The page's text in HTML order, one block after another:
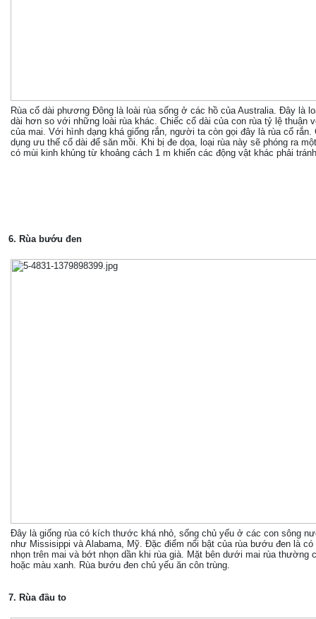
Rùa cổ dài phương Đông là loài rùa sống ở các hồ của Australia. Đây là
dài hơn so với những loài rùa khác. Chiếc cổ dài của con rùa tỷ lệ thuận
của mai. Với hình dạng khá giống rắn, người ta còn gọi đây là rùa cổ rắn.
dụng ưu thế cổ dài để săn mồi. Khi bị đe dọa, loại rùa này sẽ phóng ra
có mùi kinh khủng từ khoảng cách 1 m khiến các động vật khác phải
6. Rùa bướu đen
Đây là giống rùa có kích thước khá nhỏ, sống chủ yếu ở các con sông
như Missisippi và Alabama, Mỹ. Đặc điểm nổi bật của rùa bướu đen là có
nhọn trên mai và bớt nhọn dần khi rùa già. Mặt bên dưới mai rùa thường
hoặc màu xanh. Rùa bướu đen chủ yếu ăn côn trùng.
7. Rùa đầu to